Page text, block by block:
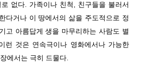
없다. 가족이나 친척, 친구들을 불러서
다거나 이 땅에서의 삶을 주도적으로 정
고 아름답게 생을 마무리하는 사람도 별
런 것은 연속극이나 영화에서나 가능한
에서는 극히 드물다.